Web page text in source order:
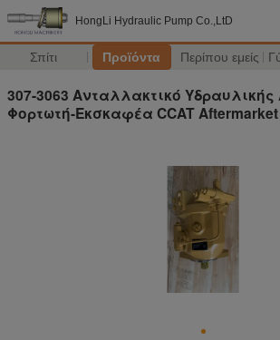
HongLi Hydraulic Pump Co.,LtD
Σπίτι Προϊόντα Περίπου εμείς
307-3063 Ανταλλακτικό
Φορτωτή-Εκσκαφέα CCAT